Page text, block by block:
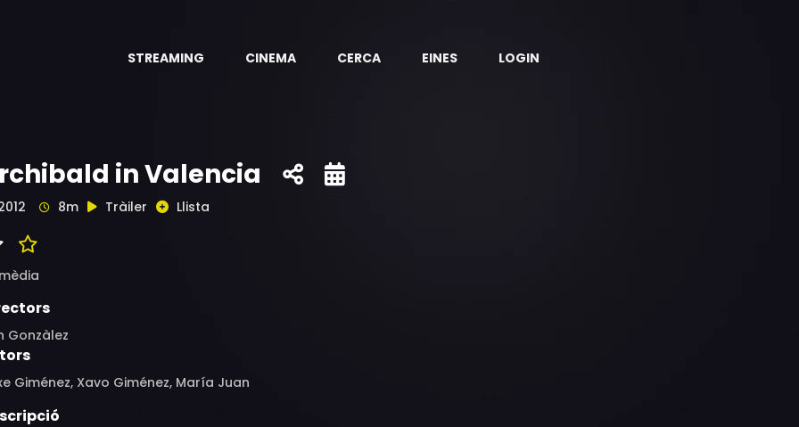
STREAMING CINEMA CERCA EINES LOGIN
in Valencia
8m Tràiler Llista
Gonzàlez
Giménez, Xavo Giménez, María Juan